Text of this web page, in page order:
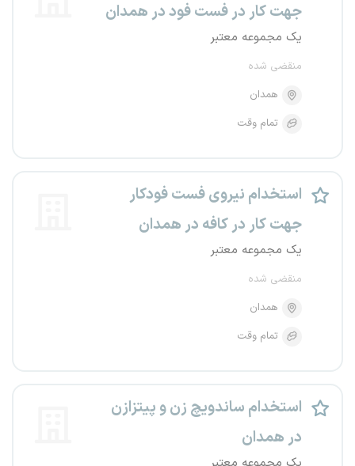
جهت کار در فست فود در همدان
یک مجموعه معتبر
منقضی شده
همدان
تمام وقت
استخدام نیروی فست فودکار
جهت کار در کافه در همدان
یک مجموعه معتبر
منقضی شده
همدان
تمام وقت
استخدام ساندویچ زن و پیتزازن
در همدان